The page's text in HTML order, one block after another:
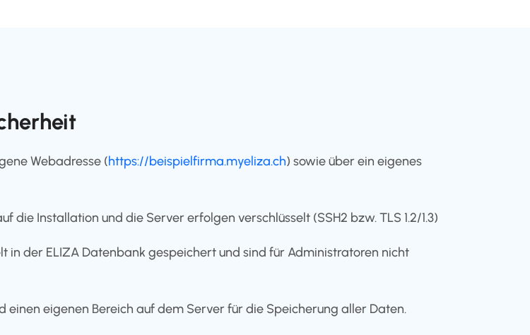
Webadresse (https://beispielfirma.myeliza.ch) sowie über ein eigenes
Installation und die Server erfolgen verschlüsselt (SSH2 bzw. TLS 1.2/1.3)
in der ELIZA Datenbank gespeichert und sind für Administratoren nicht
eigenen Bereich auf dem Server für die Speicherung aller Daten.